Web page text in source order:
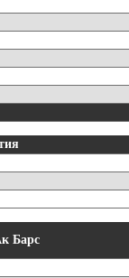
Барс